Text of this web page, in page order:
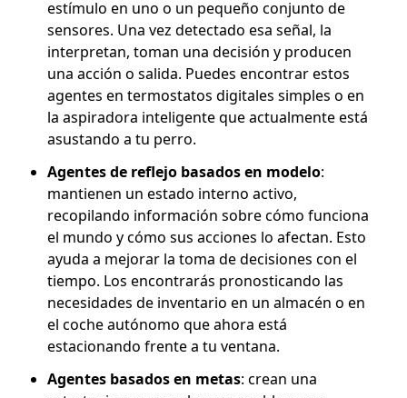
estímulo en uno o un pequeño conjunto de
sensores. Una vez detectado esa señal, la
interpretan, toman una decisión y producen
una acción o salida. Puedes encontrar estos
agentes en termostatos digitales simples o en
la aspiradora inteligente que actualmente está
asustando a tu perro.
Agentes de reflejo basados en modelo:
mantienen un estado interno activo,
recopilando información sobre cómo funciona
el mundo y cómo sus acciones lo afectan. Esto
ayuda a mejorar la toma de decisiones con el
tiempo. Los encontrarás pronosticando las
necesidades de inventario en un almacén o en
el coche autónomo que ahora está
estacionando frente a tu ventana.
Agentes basados en metas: crean una